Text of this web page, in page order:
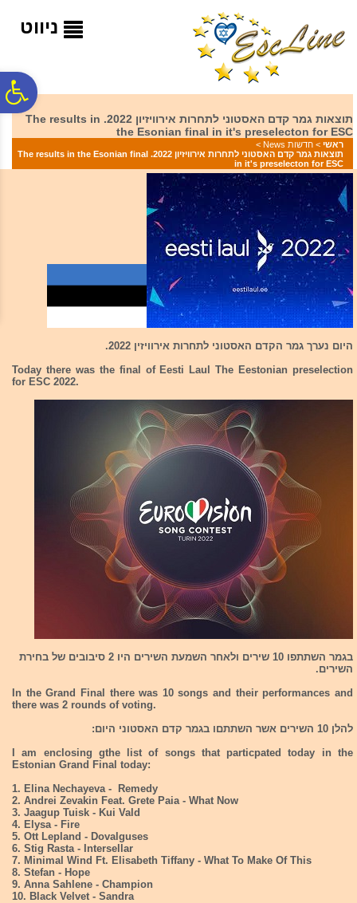
המרכזי
ניווט
תוצאות גמר קדם האסטוני לתחרות אירוויזיון 2022. The results in
the Esonian final in it's preselecton for ESC
ראשי > חדשות News
>
תוצאות גמר קדם האסטוני לתחרות אירוויזיון 2022. The results in the Esonian final
in it's preselecton for ESC
היום נערך גמר הקדם האסטוני לתחרות אירוויזין 2022.
Today there was the final of Eesti Laul The Eestonian preselection
for ESC 2022.
בגמר השתתפו 10 שירים ולאחר השמעת השירים היו 2 סיבובים של בחירת
השירים.
In the Grand Final there was 10 songs and their performances and
there was 2 rounds of voting.
להלן 10 השירים אשר השתתםו בגמר קדם האסטוני היום:
I am enclosing gthe list of songs that particpated today in the
Estonian Grand Final today:
1. Elina Nechayeva - Remedy
2. Andrei Zevakin Feat. Grete Paia - What Now
3. Jaagup Tuisk - Kui Vald
4. Elysa - Fire
5. Ott Lepland - Dovalguses
6. Stig Rasta - Intersellar
7. Minimal Wind Ft. Elisabeth Tiffany - What To Make Of This
8. Stefan - Hope
9. Anna Sahlene - Champion
10. Black Velvet - Sandra